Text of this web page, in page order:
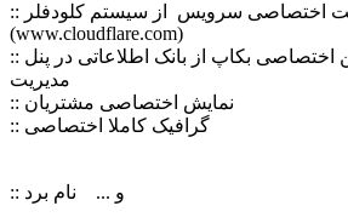
:: محافظت اختصاصی سرویس از سیستم کلودفلر
(www.cloudflare.com)
:: استفاده از پلاگین اختصاصی بکاپ از بانک اطلاعاتی در پنل
مدیریت
:: نمایش اختصاصی مشتریان